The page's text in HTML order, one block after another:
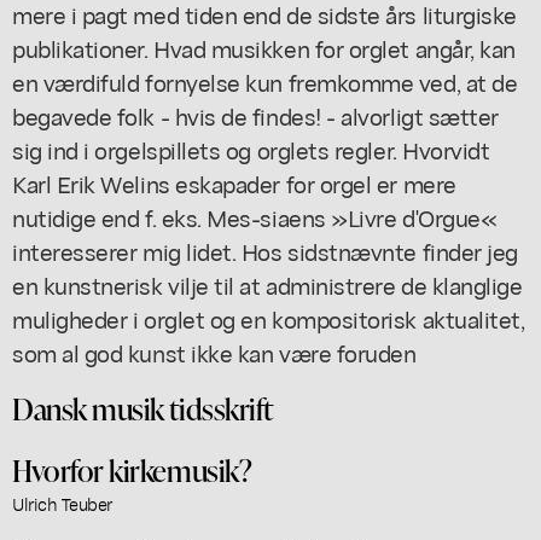
mere i pagt med tiden end de sidste års liturgiske
publikationer. Hvad musikken for orglet angår, kan
en værdifuld fornyelse kun fremkomme ved, at de
begavede folk - hvis de findes! - alvorligt sætter
sig ind i orgelspillets og orglets regler. Hvorvidt
Karl Erik Welins eskapader for orgel er mere
nutidige end f. eks. Mes-siaens »Livre d'Orgue«
interesserer mig lidet. Hos sidstnævnte finder jeg
en kunstnerisk vilje til at administrere de klanglige
muligheder i orglet og en kompositorisk aktualitet,
som al god kunst ikke kan være foruden
Dansk musik tidsskrift
Hvorfor kirkemusik?
Ulrich Teuber